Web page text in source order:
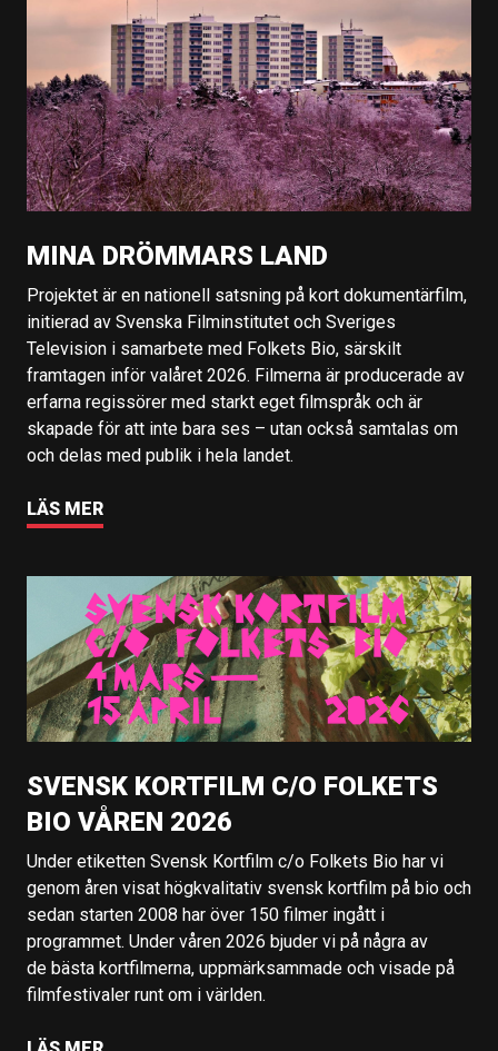
MINA DRÖMMARS LAND
Projektet är en nationell satsning på kort dokumentärfilm,
initierad av Svenska Filminstitutet och Sveriges
Television i samarbete med Folkets Bio, särskilt
framtagen inför valåret 2026. Filmerna är producerade av
erfarna regissörer med starkt eget filmspråk och är
skapade för att inte bara ses – utan också samtalas om
och delas med publik i hela landet.
LÄS MER
SVENSK KORTFILM C/O FOLKETS
BIO VÅREN 2026
Under etiketten Svensk Kortfilm c/o Folkets Bio har vi
genom åren visat högkvalitativ svensk kortfilm på bio och
sedan starten 2008 har över 150 filmer ingått i
programmet. Under våren 2026 bjuder vi på några av
de bästa kortfilmerna, uppmärksammade och visade på
filmfestivaler runt om i världen.